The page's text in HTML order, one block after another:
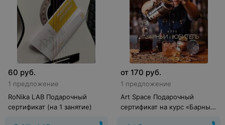
60 руб.
1 предложение
RoNika LAB Подарочный
сертификат (на 1 занятие)
от 170 руб.
1 предложение
Art Space Подарочный
сертификат на курс «Барный